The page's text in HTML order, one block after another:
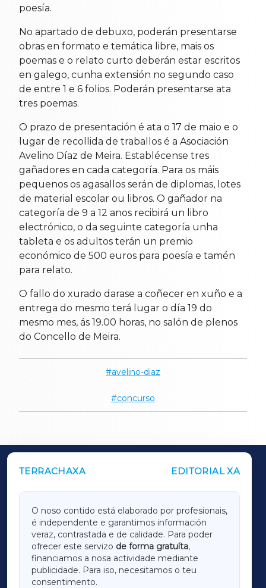
poesía.
No apartado de debuxo, poderán presentarse
obras en formato e temática libre, mais os
poemas e o relato curto deberán estar escritos
en galego, cunha extensión no segundo caso
de entre 1 e 6 folios. Poderán presentarse ata
tres poemas.
O prazo de presentación é ata o 17 de maio e o
lugar de recollida de traballos é a Asociación
Avelino Díaz de Meira. Establécense tres
gañadores en cada categoría. Para os máis
pequenos os agasallos serán de diplomas, lotes
de material escolar ou libros. O gañador na
categoría de 9 a 12 anos recibirá un libro
electrónico, o da seguinte categoría unha
tableta e os adultos terán un premio
económico de 500 euros para poesía e tamén
para relato.
O fallo do xurado darase a coñecer en xuño e a
entrega do mesmo terá lugar o día 19 do
mesmo mes, ás 19.00 horas, no salón de plenos
do Concello de Meira.
avelino-diaz
concurso
TERRACHAXA EDITORIAL XA
O noso contido está elaborado por profesionais,
é independente e garantimos información
veraz, contrastada e de calidade. Para poder
ofrecer este servizo de forma gratuíta,
financiamos a nosa actividade mediante
publicidade. Para iso, necesitamos o teu
consentimento.
OUTROS PERIÓDICOS
LUGOXA
TERRACHAXA